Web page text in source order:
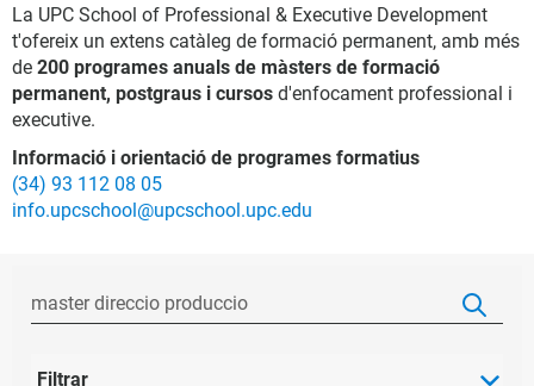
La UPC School of Professional & Executive Development
t'ofereix un extens catàleg de formació permanent, amb més
de 200 programes anuals de màsters de formació
permanent, postgraus i cursos d'enfocament professional i
executive.
Informació i orientació de programes formatius
(34) 93 112 08 05
info.upcschool@upcschool.upc.edu
Filtrar